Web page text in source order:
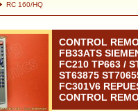
RC 160/HQ
CONTROL
FB33ATS
FC210 TP663 /
ST63875
FC301V6
CONTROL